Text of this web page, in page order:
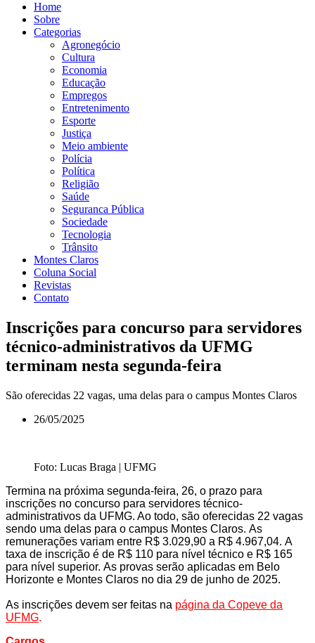
Home
Sobre
Categorias
Agronegócio
Cultura
Economia
Educação
Empregos
Entretenimento
Esporte
Justiça
Meio ambiente
Polícia
Política
Religião
Saúde
Seguranca Pública
Sociedade
Tecnologia
Trânsito
Montes Claros
Coluna Social
Revistas
Contato
Inscrições para concurso para servidores
técnico-administrativos da UFMG
terminam nesta segunda-feira
São oferecidas 22 vagas, uma delas para o campus Montes Claros
26/05/2025
Foto: Lucas Braga | UFMG
Termina na próxima segunda-feira, 26, o prazo para
inscrições no concurso para servidores técnico-
administrativos da UFMG. Ao todo, são oferecidas 22 vagas
sendo uma delas para o campus Montes Claros. As
remunerações variam entre R$ 3.029,90 a R$ 4.967,04. A
taxa de inscrição é de R$ 110 para nível técnico e R$ 165
para nível superior. As provas serão aplicadas em Belo
Horizonte e Montes Claros no dia 29 de junho de 2025.
As inscrições devem ser feitas na página da Copeve da
UFMG.